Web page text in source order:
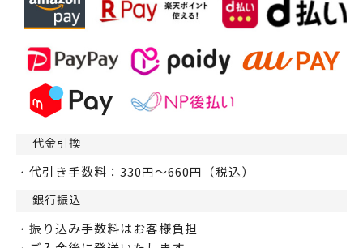
代金引換
・代引き手数料：330円～660円（税込）
銀行振込
・振り込み手数料はお客様負担